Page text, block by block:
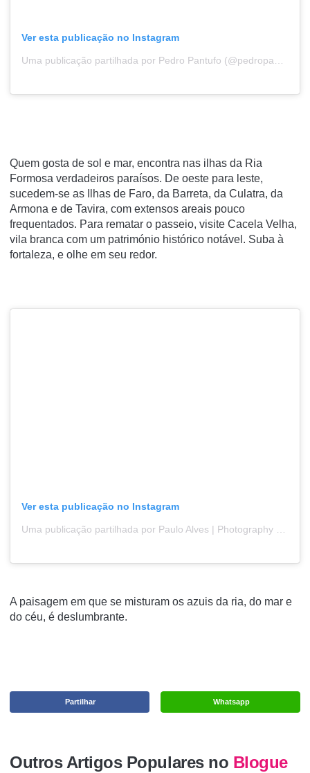
Ver esta publicação no Instagram
Quem gosta de sol e mar, encontra nas ilhas da Ria
Formosa verdadeiros paraísos. De oeste para leste,
sucedem-se as Ilhas de Faro, da Barreta, da Culatra, da
Armona e de Tavira, com extensos areais pouco
frequentados. Para rematar o passeio, visite Cacela Velha,
vila branca com um património histórico notável. Suba à
fortaleza, e olhe em seu redor.
Ver esta publicação no Instagram
Uma publicação partilhada por Paulo Alves | Photography (@pauloalvesphotography)
A paisagem em que se misturam os azuis da ria, do mar e
do céu, é deslumbrante.
Whatsapp
Partilhar
Outros Artigos Populares no Blogue